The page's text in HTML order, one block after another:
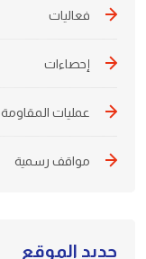
فعاليات
إحصاءات
عمليات المقاومة
مواقف رسمية
جديد الموقع